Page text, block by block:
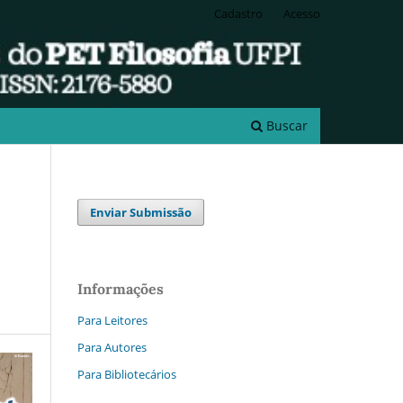
Buscar
Cadastro Acesso
Enviar Submissão
Informações
Para Leitores
Para Autores
Para Bibliotecários